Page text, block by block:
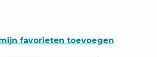
favoris
favorieten toevoegen